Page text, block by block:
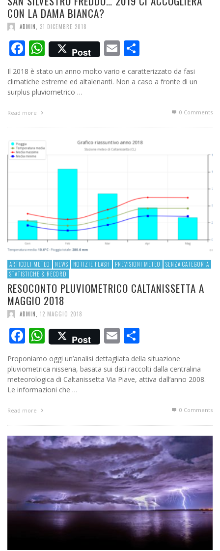
CON LA DAMA BIANCA?
ADMIN 31 DICEMBRE 2018
Facebook
WhatsApp
Post Email
Il 2018 è stato un anno molto vario e caratterizzato da fasi
climatiche estreme ed altalenanti. Non a caso a fronte di un
surplus pluviometrico …
Read more 0 Comments
ARTICOLI METEO NEWS NOTIZIE FLASH PREVISIONI METEO
SENZA CATEGORIA
STATISTICHE & RECORD
RESOCONTO PLUVIOMETRICO CALTANISSETTA A
MAGGIO 2018
ADMIN 12 MAGGIO 2018
Facebook
WhatsApp
Post Email
Proponiamo oggi un’analisi dettagliata della situazione
pluviometrica nissena, basata sui dati raccolti dalla centralina
meteorologica di Caltanissetta Via Piave, attiva dall’anno 2008.
Le informazioni che …
Read more 0 Comments